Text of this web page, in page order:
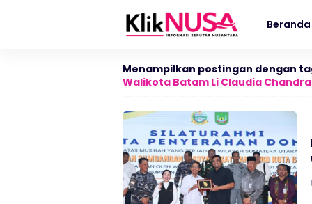
Beranda
Menampilkan postingan dengan
Walikota Batam Li Claudia Chandra